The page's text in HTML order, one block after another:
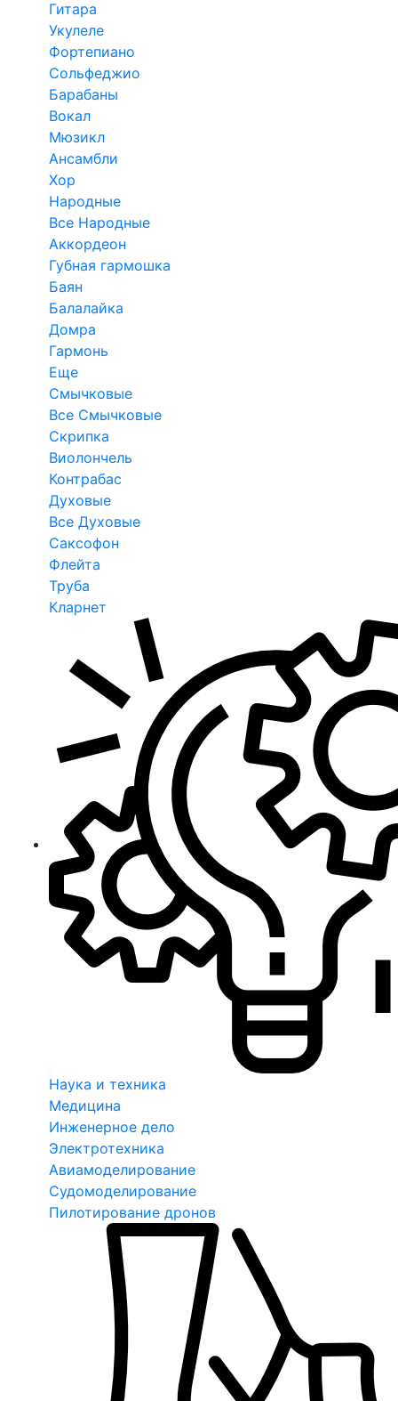
Гитара
Укулеле
Фортепиано
Сольфеджио
Барабаны
Вокал
Мюзикл
Ансамбли
Хор
Народные
Все Народные
Аккордеон
Губная гармошка
Баян
Балалайка
Домра
Гармонь
Еще
Смычковые
Все Смычковые
Скрипка
Виолончель
Контрабас
Духовые
Все Духовые
Саксофон
Флейта
Труба
Кларнет
Наука и техника
Медицина
Инженерное дело
Электротехника
Авиамоделирование
Судомоделирование
Пилотирование дронов